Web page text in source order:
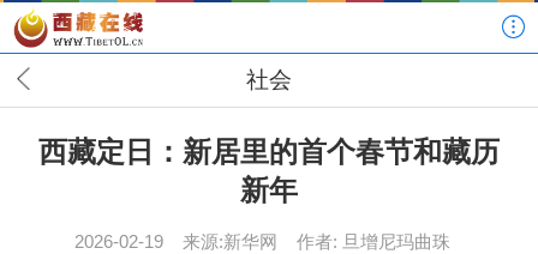
社会
西藏定日：新居里的首个春节和藏历
新年
2026-02-19 来源:新华网 作者: 旦增尼玛曲珠